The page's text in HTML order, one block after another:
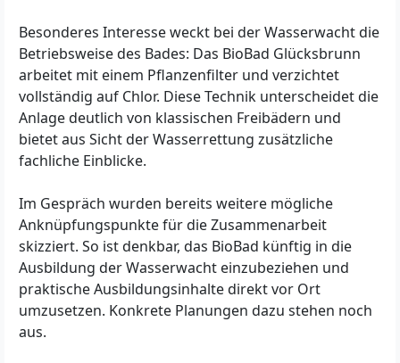
Besonderes Interesse weckt bei der Wasserwacht die
Betriebsweise des Bades: Das BioBad Glücksbrunn
arbeitet mit einem Pflanzenfilter und verzichtet
vollständig auf Chlor. Diese Technik unterscheidet die
Anlage deutlich von klassischen Freibädern und
bietet aus Sicht der Wasserrettung zusätzliche
fachliche Einblicke.
Im Gespräch wurden bereits weitere mögliche
Anknüpfungspunkte für die Zusammenarbeit
skizziert. So ist denkbar, das BioBad künftig in die
Ausbildung der Wasserwacht einzubeziehen und
praktische Ausbildungsinhalte direkt vor Ort
umzusetzen. Konkrete Planungen dazu stehen noch
aus.